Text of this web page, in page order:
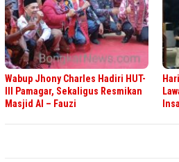
Wabup Jhony Charles Hadiri HUT-
III Pamagar, Sekaligus Resmikan
Masjid Al – Fauzi